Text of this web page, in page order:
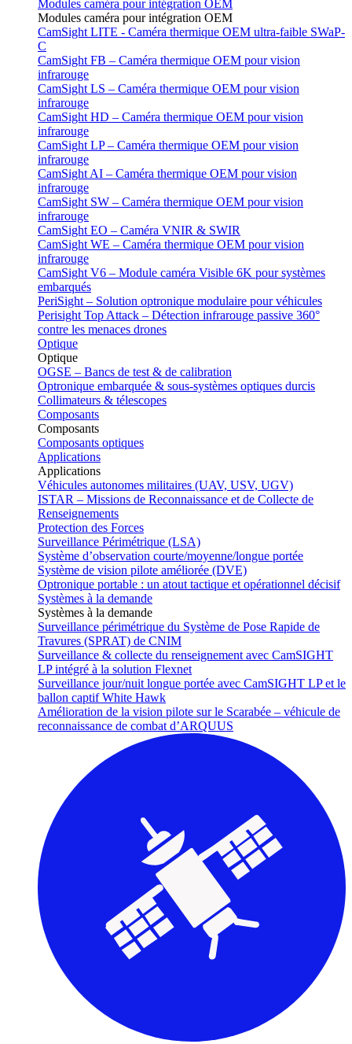
Modules caméra pour intégration OEM
Modules caméra pour intégration OEM
CamSight LITE - Caméra thermique OEM ultra-faible SWaP-
C
CamSight FB – Caméra thermique OEM pour vision
infrarouge
CamSight LS – Caméra thermique OEM pour vision
infrarouge
CamSight HD – Caméra thermique OEM pour vision
infrarouge
CamSight LP – Caméra thermique OEM pour vision
infrarouge
CamSight AI – Caméra thermique OEM pour vision
infrarouge
CamSight SW – Caméra thermique OEM pour vision
infrarouge
CamSight EO – Caméra VNIR & SWIR
CamSight WE – Caméra thermique OEM pour vision
infrarouge
CamSight V6 – Module caméra Visible 6K pour systèmes
embarqués
PeriSight – Solution optronique modulaire pour véhicules
Perisight Top Attack – Détection infrarouge passive 360°
contre les menaces drones
Optique
Optique
OGSE – Bancs de test & de calibration
Optronique embarquée & sous-systèmes optiques durcis
Collimateurs & télescopes
Composants
Composants
Composants optiques
Applications
Applications
Véhicules autonomes militaires (UAV, USV, UGV)
ISTAR – Missions de Reconnaissance et de Collecte de
Renseignements
Protection des Forces
Surveillance Périmétrique (LSA)
Système d’observation courte/moyenne/longue portée
Système de vision pilote améliorée (DVE)
Optronique portable : un atout tactique et opérationnel décisif
Systèmes à la demande
Systèmes à la demande
Surveillance périmétrique du Système de Pose Rapide de
Travures (SPRAT) de CNIM
Surveillance & collecte du renseignement avec CamSIGHT
LP intégré à la solution Flexnet
Surveillance jour/nuit longue portée avec CamSIGHT LP et le
ballon captif White Hawk
Amélioration de la vision pilote sur le Scarabée – véhicule de
reconnaissance de combat d’ARQUUS